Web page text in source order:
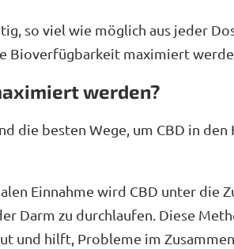
so viel wie möglich aus jeder
Bioverfügbarkeit maximiert
werden?
die besten Wege, um CBD in den
Einnahme wird CBD unter die
Darm zu durchlaufen. Diese
und hilft, Probleme im